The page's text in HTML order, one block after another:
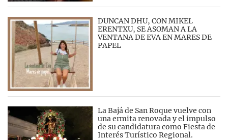
DUNCAN DHU, CON MIKEL
ERENTXU, SE ASOMAN A LA
VENTANA DE EVA EN MARES DE
PAPEL
La Bajá de San Roque vuelve con
una ermita renovada y el impulso
de su candidatura como Fiesta de
Interés Turístico Regional.